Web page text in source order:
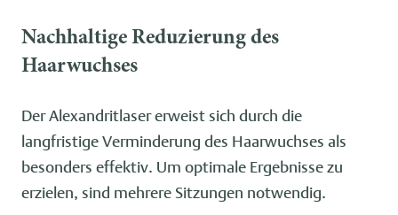
Nachhaltige Reduzierung des
Haarwuchses
Der Alexandritlaser erweist sich durch die
langfristige Verminderung des Haarwuchses als
besonders effektiv. Um optimale Ergebnisse zu
erzielen, sind mehrere Sitzungen notwendig.